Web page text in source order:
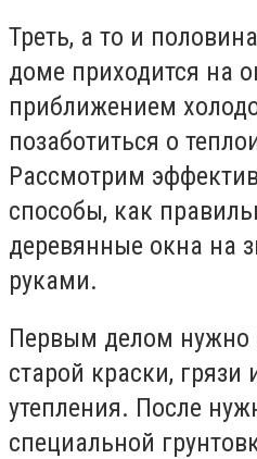
Треть, а то и
доме приходится на
приближением
позаботиться о
Рассмотрим
способы, как
деревянные окна на
руками.
Первым делом нужно
старой краски, грязи
утепления. После
специальной